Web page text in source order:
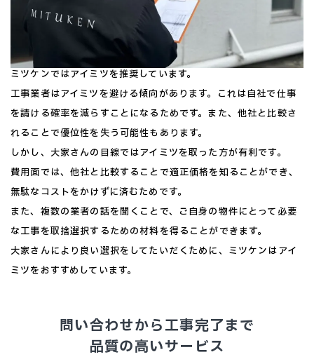
ミツケンではアイミツを推奨しています。
工事業者はアイミツを避ける傾向があります。これは自社で仕事
を請ける確率を減らすことになるためです。また、他社と比較さ
れることで優位性を失う可能性もあります。
しかし、大家さんの目線ではアイミツを取った方が有利です。
費用面では、他社と比較することで適正価格を知ることができ、
無駄なコストをかけずに済むためです。
また、複数の業者の話を聞くことで、ご自身の物件にとって必要
な工事を取捨選択するための材料を得ることができます。
大家さんにより良い選択をしてたいだくために、ミツケンはアイ
ミツをおすすめしています。
問い合わせから工事完了まで
品質の高いサービス